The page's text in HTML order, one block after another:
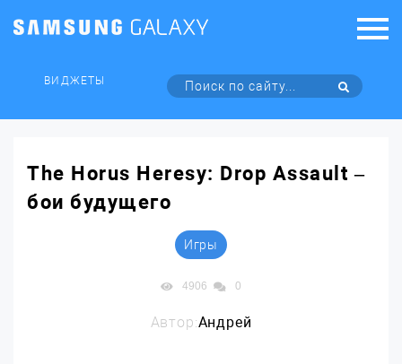
ВИДЖЕТЫ
The Horus Heresy: Drop Assault –
бои будущего
Игры
4906 0
Автор:Андрей